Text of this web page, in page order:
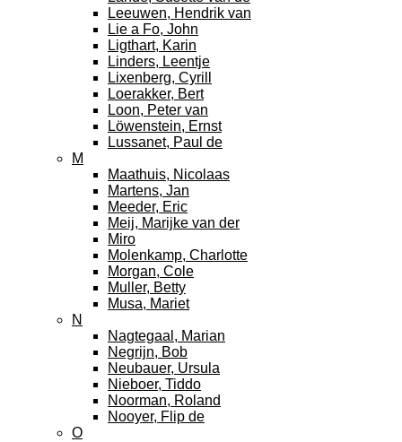
Leeuwen, Hendrik van
Lie a Fo, John
Ligthart, Karin
Linders, Leentje
Lixenberg, Cyrill
Loerakker, Bert
Loon, Peter van
Löwenstein, Ernst
Lussanet, Paul de
M
Maathuis, Nicolaas
Martens, Jan
Meeder, Eric
Meij, Marijke van der
Miro
Molenkamp, Charlotte
Morgan, Cole
Muller, Betty
Musa, Mariet
N
Nagtegaal, Marian
Negrijn, Bob
Neubauer, Ursula
Nieboer, Tiddo
Noorman, Roland
Nooyer, Flip de
O